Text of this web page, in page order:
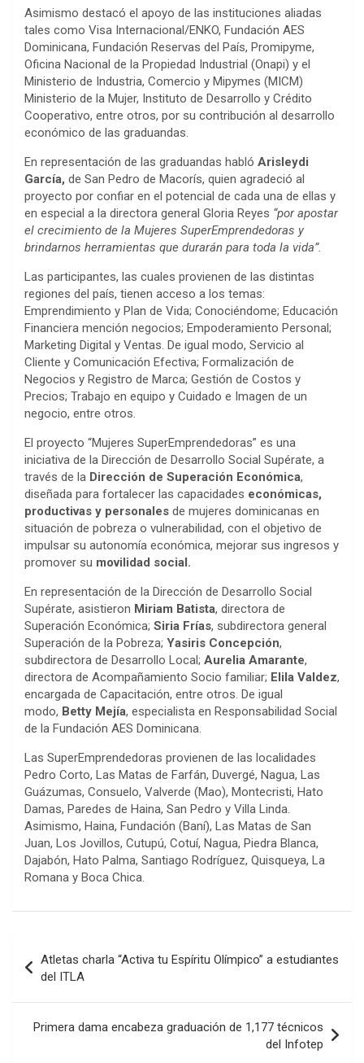
Asimismo destacó el apoyo de las instituciones aliadas
tales como Visa Internacional/ENKO, Fundación AES
Dominicana, Fundación Reservas del País, Promipyme,
Oficina Nacional de la Propiedad Industrial (Onapi) y el
Ministerio de Industria, Comercio y Mipymes (MICM)
Ministerio de la Mujer, Instituto de Desarrollo y Crédito
Cooperativo, entre otros, por su contribución al desarrollo
económico de las graduandas.
En representación de las graduandas habló Arisleydi
García, de San Pedro de Macorís, quien agradeció al
proyecto por confiar en el potencial de cada una de ellas y
en especial a la directora general Gloria Reyes “por apostar
el crecimiento de la Mujeres SuperEmprendedoras y
brindarnos herramientas que durarán para toda la vida”.
Las participantes, las cuales provienen de las distintas
regiones del país, tienen acceso a los temas:
Emprendimiento y Plan de Vida; Conociéndome; Educación
Financiera mención negocios; Empoderamiento Personal;
Marketing Digital y Ventas. De igual modo, Servicio al
Cliente y Comunicación Efectiva; Formalización de
Negocios y Registro de Marca; Gestión de Costos y
Precios; Trabajo en equipo y Cuidado e Imagen de un
negocio, entre otros.
El proyecto “Mujeres SuperEmprendedoras” es una
iniciativa de la Dirección de Desarrollo Social Supérate, a
través de la Dirección de Superación Económica,
diseñada para fortalecer las capacidades económicas,
productivas y personales de mujeres dominicanas en
situación de pobreza o vulnerabilidad, con el objetivo de
impulsar su autonomía económica, mejorar sus ingresos y
promover su movilidad social.
En representación de la Dirección de Desarrollo Social
Supérate, asistieron Miriam Batista, directora de
Superación Económica; Siria Frías, subdirectora general
Superación de la Pobreza; Yasiris Concepción,
subdirectora de Desarrollo Local; Aurelia Amarante,
directora de Acompañamiento Socio familiar; Elila Valdez,
encargada de Capacitación, entre otros. De igual
modo, Betty Mejía, especialista en Responsabilidad Social
de la Fundación AES Dominicana.
Las SuperEmprendedoras provienen de las localidades
Pedro Corto, Las Matas de Farfán, Duvergé, Nagua, Las
Guázumas, Consuelo, Valverde (Mao), Montecristi, Hato
Damas, Paredes de Haina, San Pedro y Villa Linda.
Asimismo, Haina, Fundación (Baní), Las Matas de San
Juan, Los Jovillos, Cutupú, Cotuí, Nagua, Piedra Blanca,
Dajabón, Hato Palma, Santiago Rodríguez, Quisqueya, La
Romana y Boca Chica.
de
entradas
Atletas charla “Activa tu Espíritu Olímpico” a estudiantes
del ITLA
Primera dama encabeza graduación de 1,177 técnicos
del Infotep